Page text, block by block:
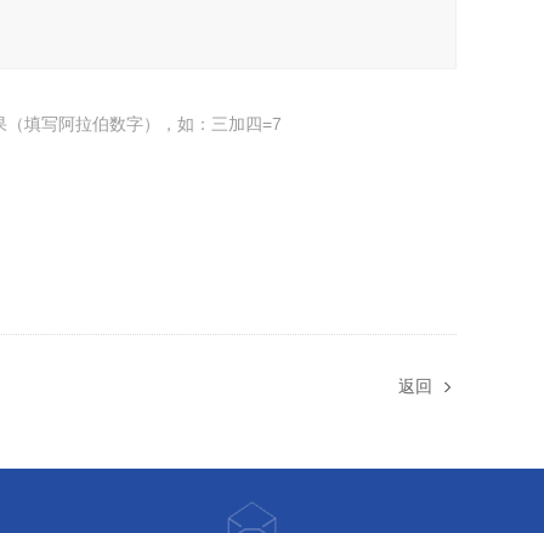
（填写阿拉伯数字），如：三加四=7
返回